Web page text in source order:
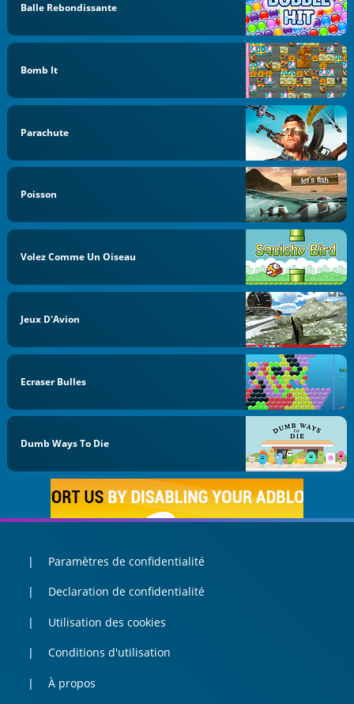
Balle Rebondissante
Bomb It
Parachute
Poisson
Volez Comme Un Oiseau
Jeux D'Avion
Ecraser Bulles
Dumb Ways To Die
Paramètres de confidentialité
Declaration de confidentialité
Utilisation des cookies
Conditions d'utilisation
À propos